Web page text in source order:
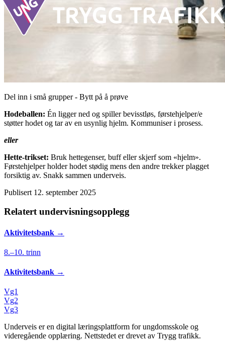
Del inn i små grupper - Bytt på å prøve
Hodeballen: Én ligger ned og spiller bevisstløs, førstehjelper/e
støtter hodet og tar av en usynlig hjelm. Kommuniser i prosess.
eller
Hette-trikset: Bruk hettegenser, buff eller skjerf som «hjelm».
Førstehjelper holder hodet stødig mens den andre trekker plagget
forsiktig av. Snakk sammen underveis.
Publisert 12. september 2025
Relatert undervisningsopplegg
Aktivitetsbank →
8.–10. trinn
Aktivitetsbank →
Vg1
Vg2
Vg3
Underveis er en digital læringsplattform for ungdomsskole og
videregående opplæring. Nettstedet er drevet av Trygg trafikk.